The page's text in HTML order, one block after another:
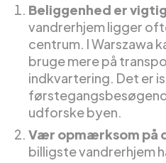
Beliggenhed er vigtig
vandrerhjem ligger
centrum. I Warszawa
bruge mere på
indkvartering. Det er
udforske byen.
Vær opmærksom på
billigste vandrerhjem